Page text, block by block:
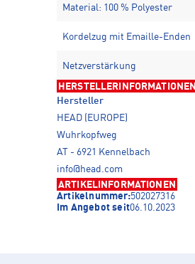
Material: 100 % Polyester
Kordelzug mit Emaille-Enden
Netzverstärkung
HERSTELLERINFORMATIONEN
Hersteller
HEAD (EUROPE)
Wuhrkopfweg
AT - 6921 Kennelbach
info@head.com
ARTIKELINFORMATIONEN
Artikelnummer:502027316
Im Angebot seit06.10.2023